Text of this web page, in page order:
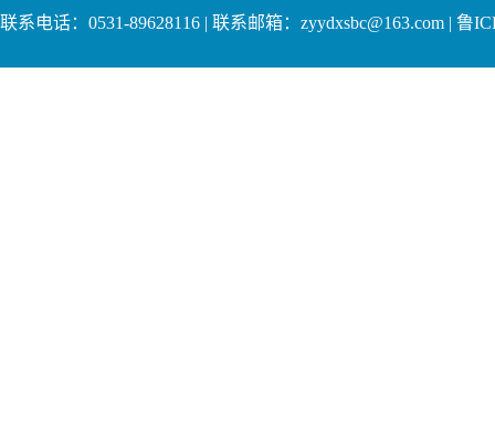
联系电话：0531-89628116 | 联系邮箱：zyydxsbc@163.com | 鲁